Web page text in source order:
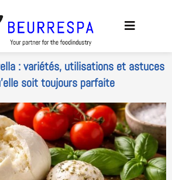
: variétés, utilisations et astuces
soit toujours parfaite